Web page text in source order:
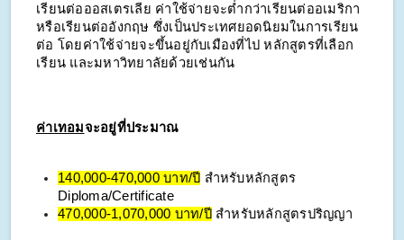
เรียนต่อออสเตรเลีย ค่าใช้จ่ายจะต่ำกว่าเรียนต่ออเมริกา
หรือเรียนต่ออังกฤษ ซึ่งเป็นประเทศยอดนิยมในการเรียน
ต่อ โดยค่าใช้จ่ายจะขึ้นอยู่กับเมืองที่ไป หลักสูตรที่เลือก
เรียน และมหาวิทยาลัยด้วยเช่นกัน
ค่าเทอมจะอยู่ที่ประมาณ
140,000-470,000 บาท/ปี สำหรับหลักสูตร
Diploma/Certificate
470,000-1,070,000 บาท/ปีสำหรับหลักสูตรปริญญา